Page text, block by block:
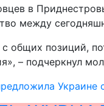
в
между
общих позиций,
– подчеркнул
Украине